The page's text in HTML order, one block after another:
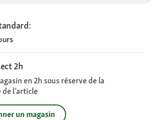
2h
en 2h sous réserve de la
l’article
un magasin